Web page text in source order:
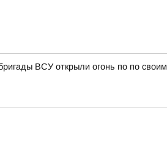
ВСУ открыли огонь по по своим